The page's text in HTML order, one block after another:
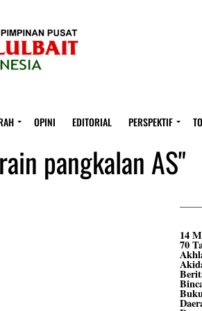
OPINI EDITORIAL PERSPEKTIF
pangkalan AS"
14
70